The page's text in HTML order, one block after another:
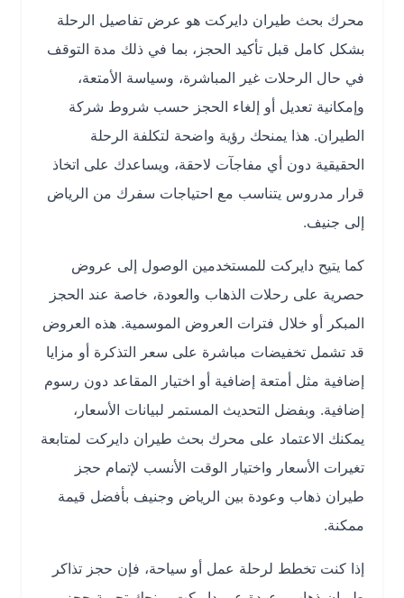
محرك بحث طيران دايركت هو عرض تفاصيل الرحلة
بشكل كامل قبل تأكيد الحجز، بما في ذلك مدة التوقف
في حال الرحلات غير المباشرة، وسياسة الأمتعة،
وإمكانية تعديل أو إلغاء الحجز حسب شروط شركة
الطيران. هذا يمنحك رؤية واضحة لتكلفة الرحلة
الحقيقية دون أي مفاجآت لاحقة، ويساعدك على اتخاذ
قرار مدروس يتناسب مع احتياجات سفرك من الرياض
إلى جنيف.
كما يتيح دايركت للمستخدمين الوصول إلى عروض
حصرية على رحلات الذهاب والعودة، خاصة عند الحجز
المبكر أو خلال فترات العروض الموسمية. هذه العروض
قد تشمل تخفيضات مباشرة على سعر التذكرة أو مزايا
إضافية مثل أمتعة إضافية أو اختيار المقاعد دون رسوم
إضافية. وبفضل التحديث المستمر لبيانات الأسعار،
يمكنك الاعتماد على محرك بحث طيران دايركت لمتابعة
تغيرات الأسعار واختيار الوقت الأنسب لإتمام حجز
طيران ذهاب وعودة بين الرياض وجنيف بأفضل قيمة
ممكنة.
إذا كنت تخطط لرحلة عمل أو سياحة، فإن حجز تذاكر